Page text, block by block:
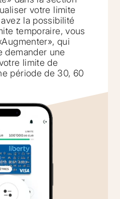
votre limite
la possibilité
temporaire, vous
qui
demander une
limite de
période de 30, 60